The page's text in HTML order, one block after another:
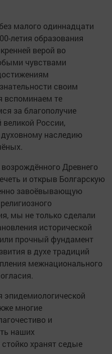
малого одиннадцати
летия образования
верой во
чувствами
своим
вспоминаем те
за благополучие
великой России,
наследию
Древнего
и открыв Болгарскую
завоёвывающую
мы не только сделали
исторической
прочный фундамент
в духе традиций
межнационального
эпидемиологической
многие
и
наших
хранят седые